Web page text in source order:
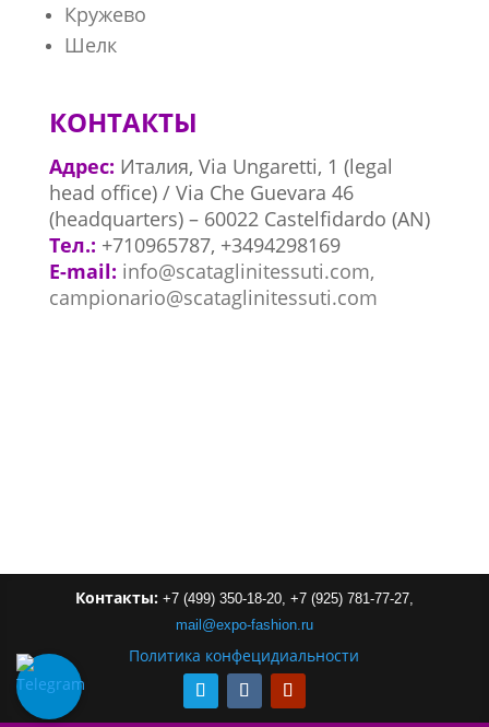
Кружево
Шелк
КОНТАКТЫ
Адрес: Италия, Via Ungaretti, 1 (legal
head office) / Via Che Guevara 46
(headquarters) – 60022 Castelfidardo (AN)
Тел.: +710965787, +3494298169
E-mail: info@scataglinitessuti.com,
campionario@scataglinitessuti.com
Контакты: +7 (499) 350-18-20, +7 (925) 781-77-27,
mail @expo-fashion.ru
Политика конфецидиальности